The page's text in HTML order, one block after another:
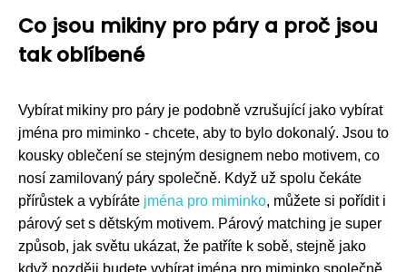
Co jsou mikiny pro páry a proč jsou
tak oblíbené
Vybírat mikiny pro páry je podobně vzrušující jako vybírat
jména pro miminko - chcete, aby to bylo dokonalý. Jsou to
kousky oblečení se stejným designem nebo motivem, co
nosí zamilovaný páry společně. Když už spolu čekáte
přírůstek a vybíráte jména pro miminko, můžete si pořídit i
párový set s dětským motivem. Párový matching je super
způsob, jak světu ukázat, že patříte k sobě, stejně jako
když později budete vybírat jména pro miminko společně.